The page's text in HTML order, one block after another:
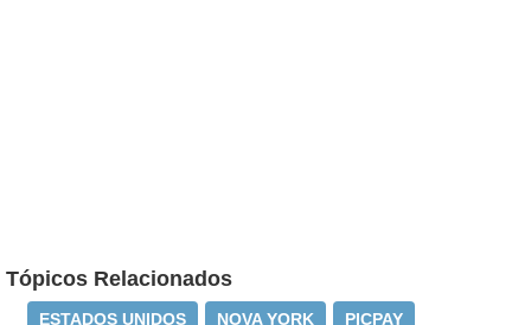
Tópicos Relacionados
ESTADOS UNIDOS NOVA YORK PICPAY